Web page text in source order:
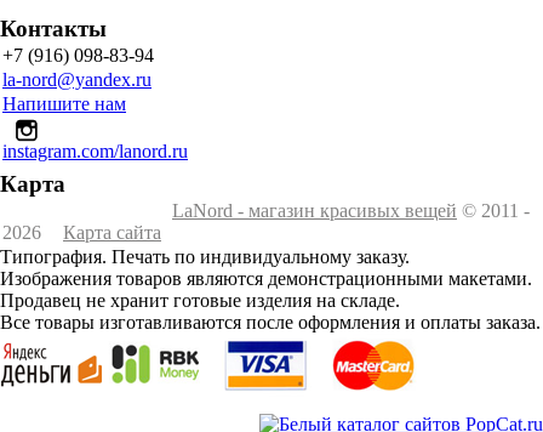
Контакты
+7 (916) 098-83-94
la-nord@yandex.ru
Напишите нам
instagram.com/lanord.ru
Карта
LaNord - магазин красивых вещей © 2011 -
2026
Карта сайта
Типография. Печать по индивидуальному заказу.
Изображения товаров являются демонстрационными макетами.
Продавец не хранит готовые изделия на складе.
Все товары изготавливаются после оформления и оплаты заказа.